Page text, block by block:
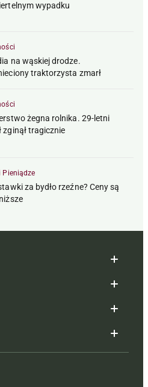
wypadku
na wąskiej drodze.
traktorzysta zmarł
żegna rolnika. 29-letni
zginął tragicznie
Pieniądze
za bydło rzeźne? Ceny są